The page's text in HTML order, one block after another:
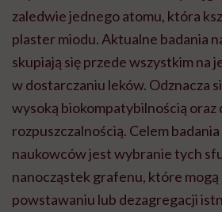
zaledwie jednego atomu, która
plaster miodu. Aktualne badania
skupiają się przede wszystkim na
w dostarczaniu leków. Odznacza
wysoką biokompatybilnością oraz
rozpuszczalnością. Celem
naukowców jest wybranie tych
nanocząstek grafenu, które mogą
powstawaniu lub dezagregacji